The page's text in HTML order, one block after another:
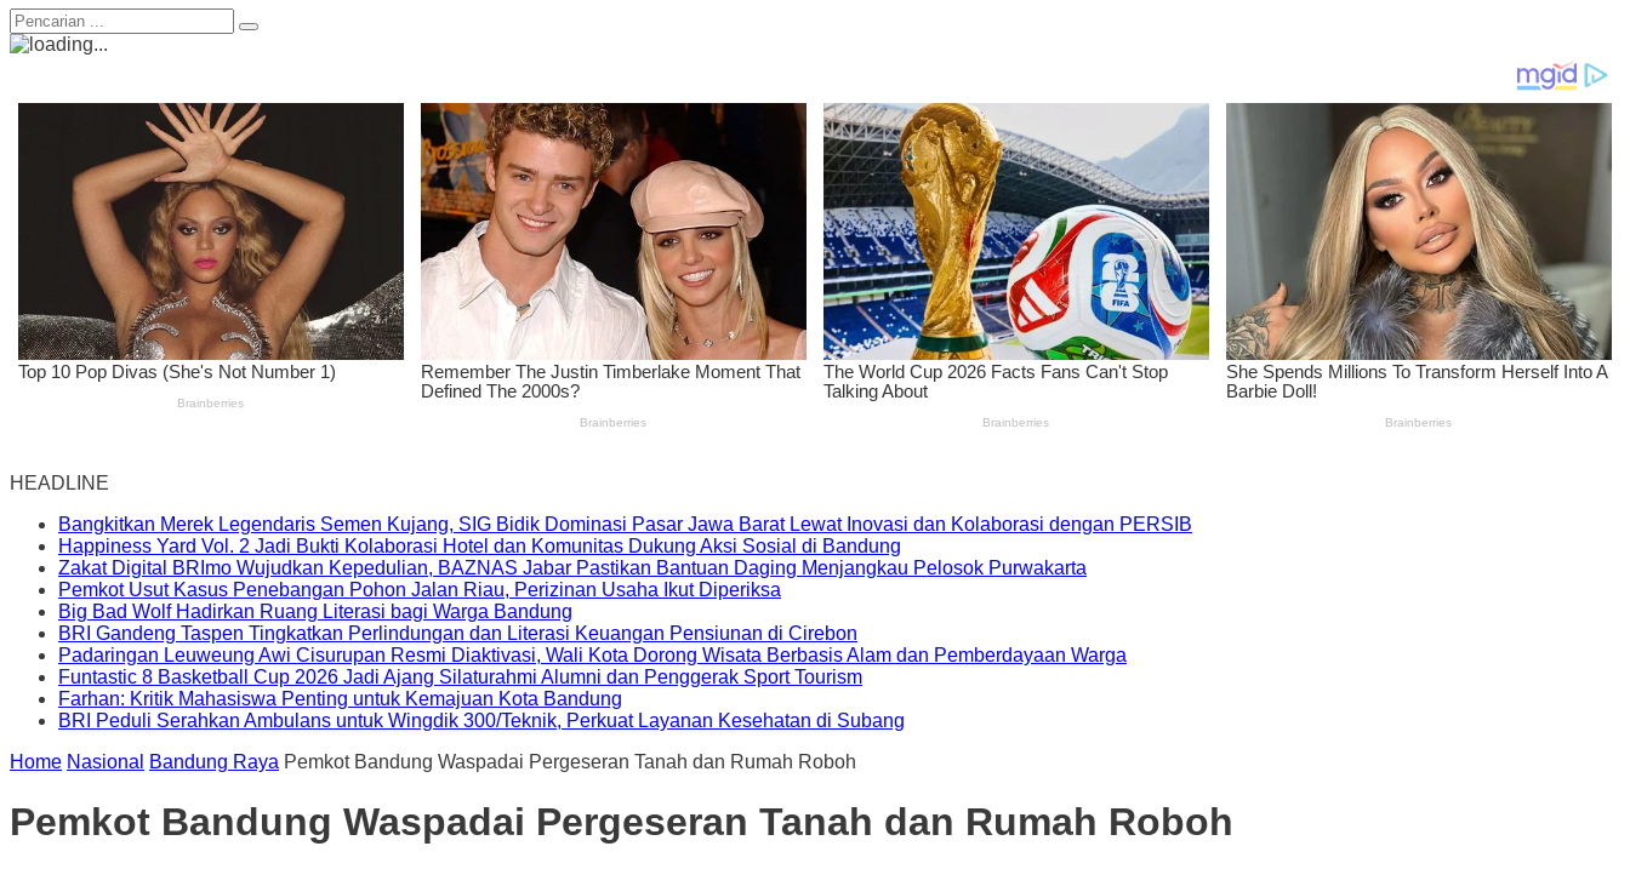
HEADLINE
Bangkitkan Merek Legendaris Semen Kujang, SIG Bidik Dominasi Pasar Jawa Barat Lewat Inovasi dan Kolaborasi dengan PERSIB
Happiness Yard Vol. 2 Jadi Bukti Kolaborasi Hotel dan Komunitas Dukung Aksi Sosial di Bandung
Zakat Digital BRImo Wujudkan Kepedulian, BAZNAS Jabar Pastikan Bantuan Daging Menjangkau Pelosok Purwakarta
Pemkot Usut Kasus Penebangan Pohon Jalan Riau, Perizinan Usaha Ikut Diperiksa
Big Bad Wolf Hadirkan Ruang Literasi bagi Warga Bandung
BRI Gandeng Taspen Tingkatkan Perlindungan dan Literasi Keuangan Pensiunan di Cirebon
Padaringan Leuweung Awi Cisurupan Resmi Diaktivasi, Wali Kota Dorong Wisata Berbasis Alam dan Pemberdayaan Warga
Funtastic 8 Basketball Cup 2026 Jadi Ajang Silaturahmi Alumni dan Penggerak Sport Tourism
Farhan: Kritik Mahasiswa Penting untuk Kemajuan Kota Bandung
BRI Peduli Serahkan Ambulans untuk Wingdik 300/Teknik, Perkuat Layanan Kesehatan di Subang
Home Nasional Bandung Raya Pemkot Bandung Waspadai Pergeseran Tanah dan Rumah Roboh
Pemkot Bandung Waspadai Pergeseran Tanah dan Rumah Roboh